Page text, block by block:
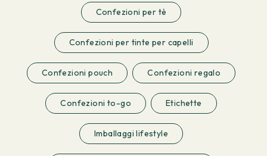
Confezioni per tè
Confezioni per tinte per capelli
Confezioni pouch Confezioni regalo
Confezioni to-go Etichette
Imballaggi lifestyle